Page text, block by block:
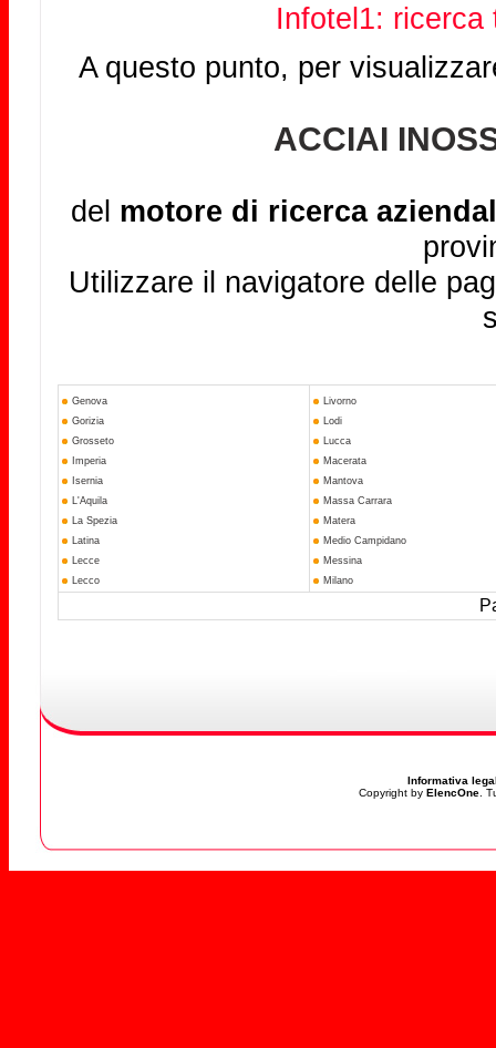
Infotel1: ricerca
A questo punto, per
ACCIAI
del motore di ricerca
Utilizzare il navigatore delle
Genova
Gorizia
Grosseto
Imperia
Isernia
L'Aquila
La Spezia
Latina
Lecce
Lecco
Livorno
Lodi
Lucca
Macerata
Mantova
Massa Carrara
Matera
Medio Campidano
Messina
Milano
Informativa
Copyright by ElencOne.